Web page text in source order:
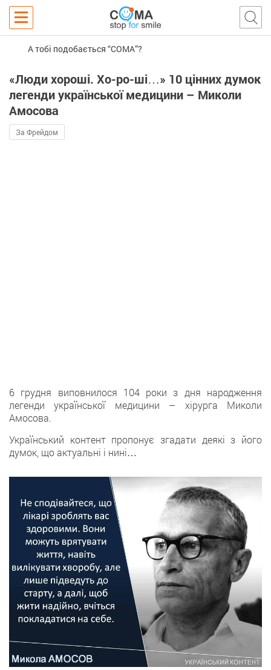
А тобі подобається “COMA”?
«Люди хороші. Хо-ро-ші…» 10 цінних думок
легенди української медицини – Миколи
Амосова
За Фрейдом
6 грудня виповнилося 104 роки з дня народження
легенди української медицини – хірурга Миколи
Амосова.
Український контент пропонує згадати деякі з його
думок, що актуальні і нині…